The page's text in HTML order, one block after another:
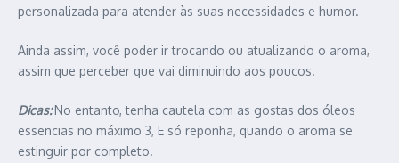
personalizada para atender às suas necessidades e humor.
Ainda assim, você poder ir trocando ou atualizando o aroma,
assim que perceber que vai diminuindo aos poucos.
Dicas:No entanto, tenha cautela com as gostas dos óleos
essencias no máximo 3, E só reponha, quando o aroma se
estinguir por completo.